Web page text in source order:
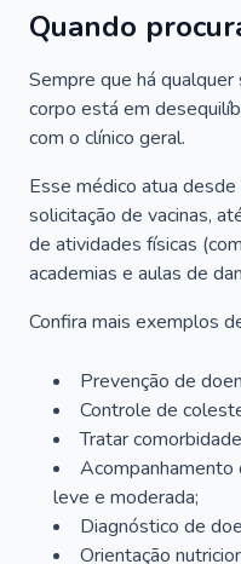
Quando
Sempre que há
corpo está em
com o clínico geral.
Esse médico atua
solicitação de vacinas,
de atividades físicas
academias e aulas de
Confira mais exemplos
Prevenção de
Controle de
Tratar
Acompanhamento
leve e moderada;
Diagnóstico de
Orientação